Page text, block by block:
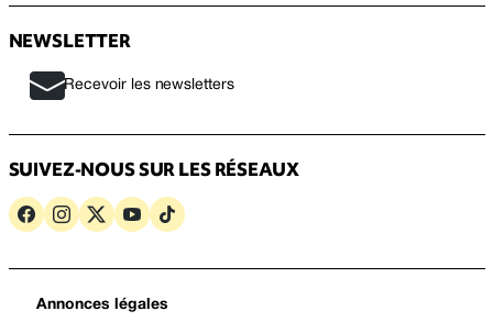
NEWSLETTER
Recevoir les newsletters
SUIVEZ-NOUS SUR LES RÉSEAUX
Annonces légales